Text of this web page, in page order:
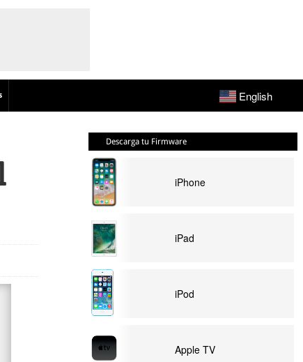
English
Descarga tu Firmware
iPhone
iPad
iPod
Apple TV